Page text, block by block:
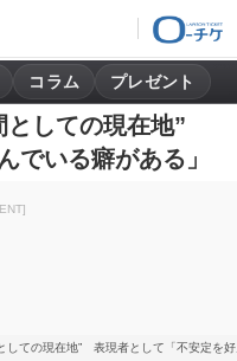
コラム プレゼント
としての現在地”
でいる癖がある」
しての現在地” 表現者として「不安定を